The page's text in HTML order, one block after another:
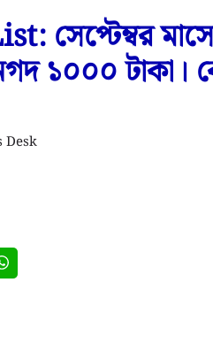
১০০০ টাকা।
Desk